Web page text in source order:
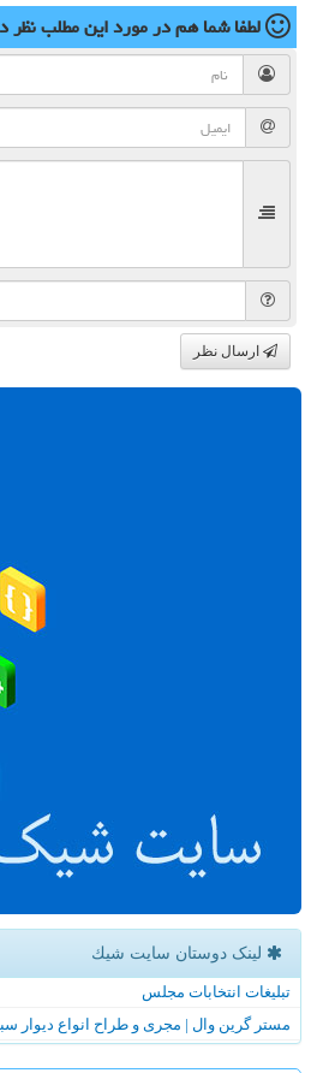
لطفا شما همدر مورد این مطلبنظر
ارسال نظر
لینک دوستان سایت شیك
تبلیغات انتخابات مجلس
مستر گرین وال | مجری و طراح انواع دیوار